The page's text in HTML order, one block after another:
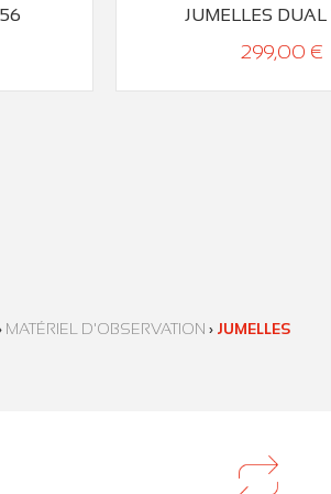
MATÉRIEL D'OBSERVATION › JUMELLES
JUMELLES DUAL
299,00 €